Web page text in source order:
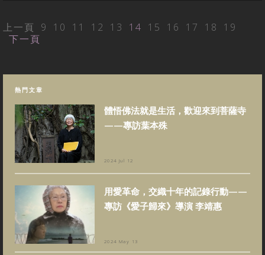
上一頁 9 10 11 12 13 14 15 16 17 18
19
下一頁
熱門文章
體悟佛法就是生活，歡迎來到菩薩寺
——專訪葉本殊
2024 Jul 12
用愛革命，交織十年的記錄行動——
專訪《愛子歸來》導演 李靖惠
2024 May 13